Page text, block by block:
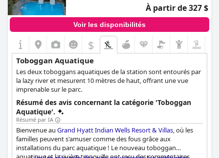
À partir de 327 $
Voir les disponibilités
$
Toboggan Aquatique
Les deux toboggans aquatiques de la station sont entourés par
la lazy river et mesurent 10 mètres de haut, offrant une vue
imprenable sur le parc.
Résumé des avis concernant la catégorie 'Toboggan
Aquatique'.
Résumé par IA
Bienvenue au Grand Hyatt Indian Wells Resort & Villas, où les
familles peuvent s'amuser comme des fous grâce aux
installations du parc aquatique ! Le nouveau toboggan